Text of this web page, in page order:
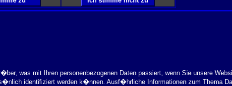
was mit Ihren personenbezogenen Daten passiert, wenn Sie unsere
identifiziert werden k�nnen. Ausf�hrliche Informationen zum Thema